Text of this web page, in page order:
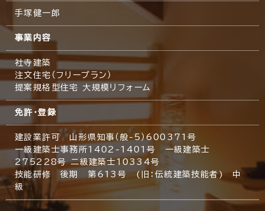
手塚健一郎
事業内容
社寺建築
注文住宅（フリープラン）
提案規格型住宅 大規模リフォーム
免許・登録
建設業許可 山形県知事（般-5）600371号
一級建築士事務所1402-1401号 一級建築士
275228号 二級建築士10334号
技能研修 後期 第613号 (旧：伝統建築技能者) 中
級